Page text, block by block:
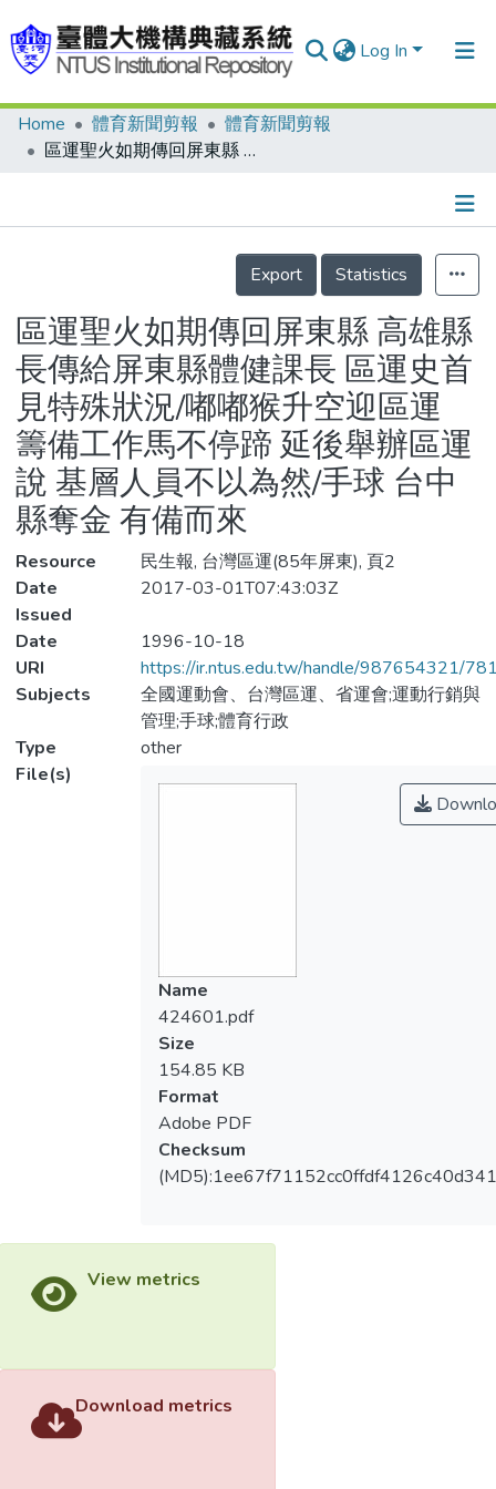
Log In
Communities & Collections
Statistics
Home 體育新聞剪報
體育新聞剪報
區運聖火如期傳回屏東縣 高雄縣長傳給屏東縣體健課長 區運史首見特殊狀況/嘟嘟猴升空迎區運 籌備工作馬不停蹄 延後舉辦區運說 基層人員不以為然/手球 台中縣奪金 有備而來
Details
Export
Statistics
區運聖火如期傳回屏東縣 高雄縣
長傳給屏東縣體健課長 區運史首
見特殊狀況/嘟嘟猴升空迎區運
籌備工作馬不停蹄 延後舉辦區運
說 基層人員不以為然/手球 台中
縣奪金 有備而來
Resource
民生報, 台灣區運(85年屏東), 頁2
Date
Issued
2017-03-01T07:43:03Z
Date
1996-10-18
URI
https://ir.ntus.edu.tw/handle/987654321/
Subjects
全國運動會、台灣區運、省運會;運動行銷與
管理;手球;體育行政
Type
other
File(s)
Name
424601.pdf
Size
154.85 KB
Format
Adobe PDF
Checksum
View metrics
Download metrics